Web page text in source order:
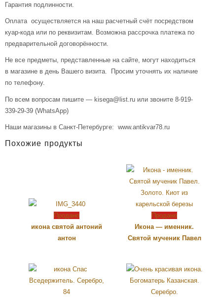
Гарантия подлинности.
Оплата осуществляется на наш расчетный счёт посредством
куар-кода или по реквизитам. Возможна рассрочка платежа по
предварительной договорённости.
Не все предметы, представленные на сайте, могут находиться
в магазине в день Вашего визита. Просим уточнять их наличие
по телефону.
По всем вопросам пишите — kisega@list.ru или звоните 8-919-
339-29-39 (WhatsApp)
Наши магазины в Санкт-Петербурге: www.antikvar78.ru
Похожие продукты
Продано
икона святой антоний
антон
Продано
Икона — именник.
Святой мученик Павел